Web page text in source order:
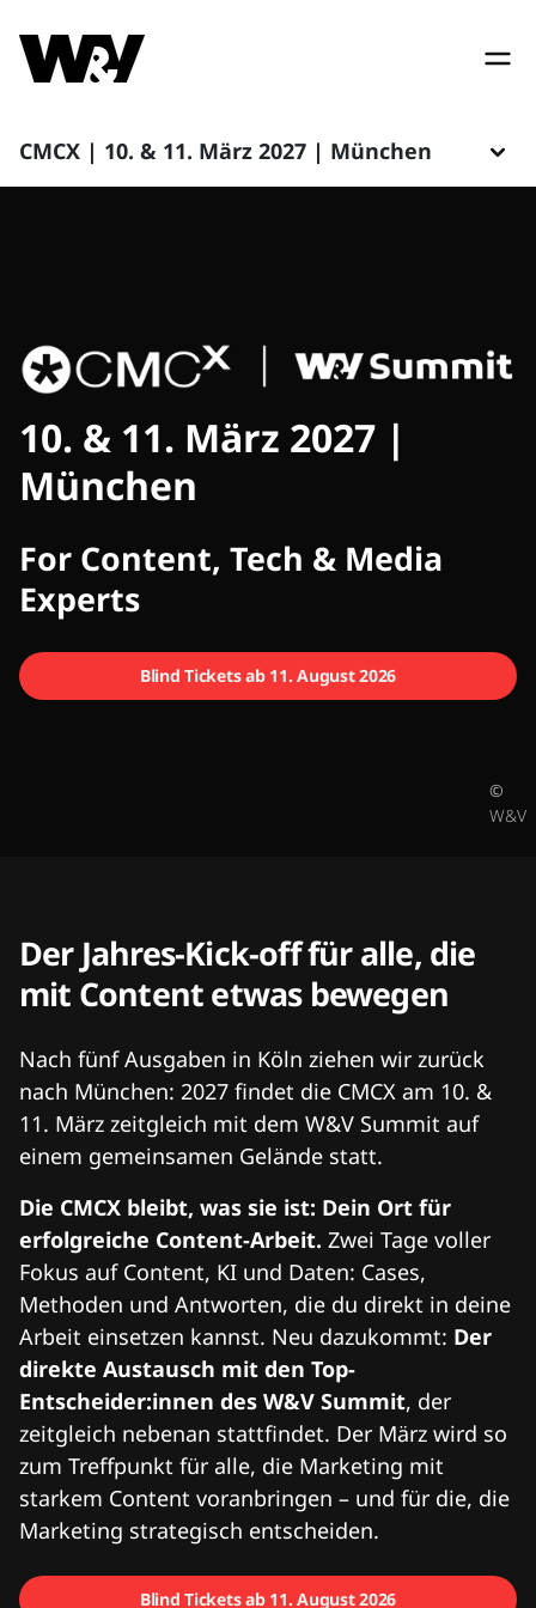
CMCX | 10. & 11. März 2027 | München
CMCX
10. & 11. März 2027 |
München
For Content, Tech & Media
Experts
Blind Tickets ab 11. August 2026
©
W&V
Der Jahres-Kick-off für alle, die
mit Content etwas bewegen
Nach fünf Ausgaben in Köln ziehen wir zurück
nach München: 2027 findet die CMCX am 10. &
11. März zeitgleich mit dem W&V Summit auf
einem gemeinsamen Gelände statt.
Die CMCX bleibt, was sie ist: Dein Ort für
erfolgreiche Content-Arbeit. Zwei Tage voller
Fokus auf Content, KI und Daten: Cases,
Methoden und Antworten, die du direkt in deine
Arbeit einsetzen kannst. Neu dazukommt: Der
direkte Austausch mit den Top-
Entscheider:innen des W&V Summit, der
zeitgleich nebenan stattfindet. Der März wird so
zum Treffpunkt für alle, die Marketing mit
starkem Content voranbringen – und für die, die
Marketing strategisch entscheiden.
Blind Tickets ab 11. August 2026